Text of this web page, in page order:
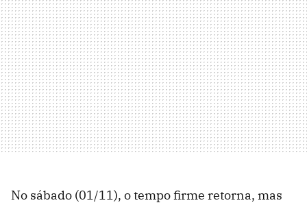
No sábado (01/11), o tempo firme retorna, mas